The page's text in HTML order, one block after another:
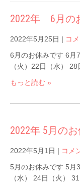
2022年 6月の
2022年5月25日 | コ
6月のお休みです 6月
（火）22日（水）
もっと読む »
2022年 5月の
2022年5月1日 | コメ
5月のお休みです 5月
（水） 24日（火）